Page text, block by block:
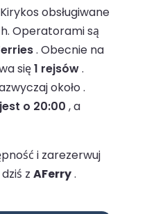
obsługiwane
Operatorami są
. Obecnie na
się1 rejsów.
około .
o 20:00 , a
i zarezerwuj
z AFerry.